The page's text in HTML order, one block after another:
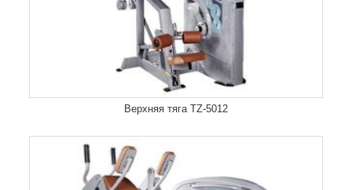
Верхняя тяга TZ-5012